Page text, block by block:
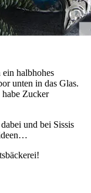
halbhohes
unten in das Glas.
Zucker
dabei und bei Sissis